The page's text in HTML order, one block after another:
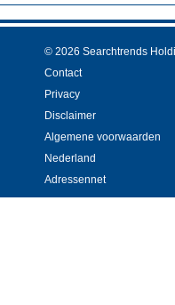
© 2026 Searchtrends
Contact
Privacy
Disclaimer
Algemene voorwaarden
Nederland
Adressennet